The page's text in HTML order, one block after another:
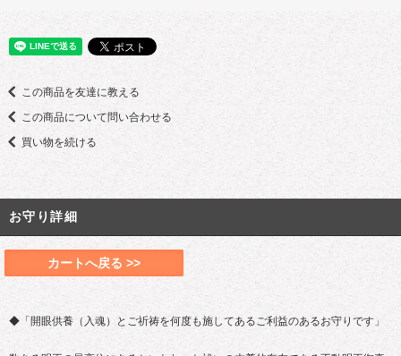
この商品を友達に教える
この商品について問い合わせる
買い物を続ける
お守り詳細
カートへ戻る >>
◆「開眼供養（入魂）とご祈祷を何度も施してあるご利益のあるお守りです」